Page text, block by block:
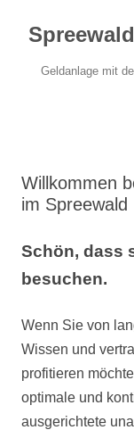
springen
Geldanlage mit
Willkommen
im Spreewald
Schön, dass
besuchen.
Wenn Sie von
Wissen und
profitieren
optimale und
ausgerichtete